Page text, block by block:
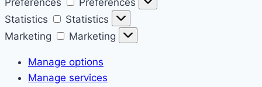
Preferences
Preferences
Statistics
Statistics
Marketing
Marketing
Manage options
Manage services